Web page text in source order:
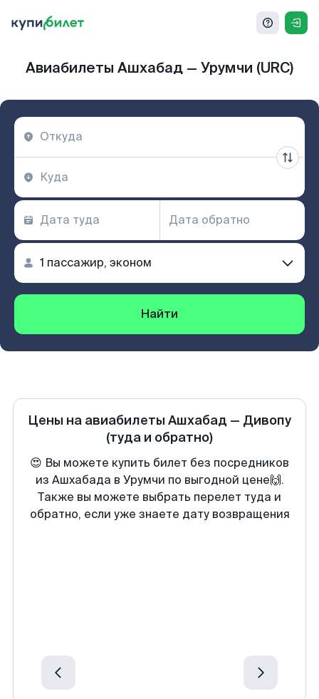
Авиабилеты Ашхабад — Урумчи (URC)
Найти
Цены на авиабилеты Ашхабад — Дивопу
(туда и обратно)
😍 Вы можете купить билет без посредников
из Ашхабада в Урумчи по выгодной цене🙌.
Также вы можете выбрать перелет туда и
обратно, если уже знаете дату возвращения